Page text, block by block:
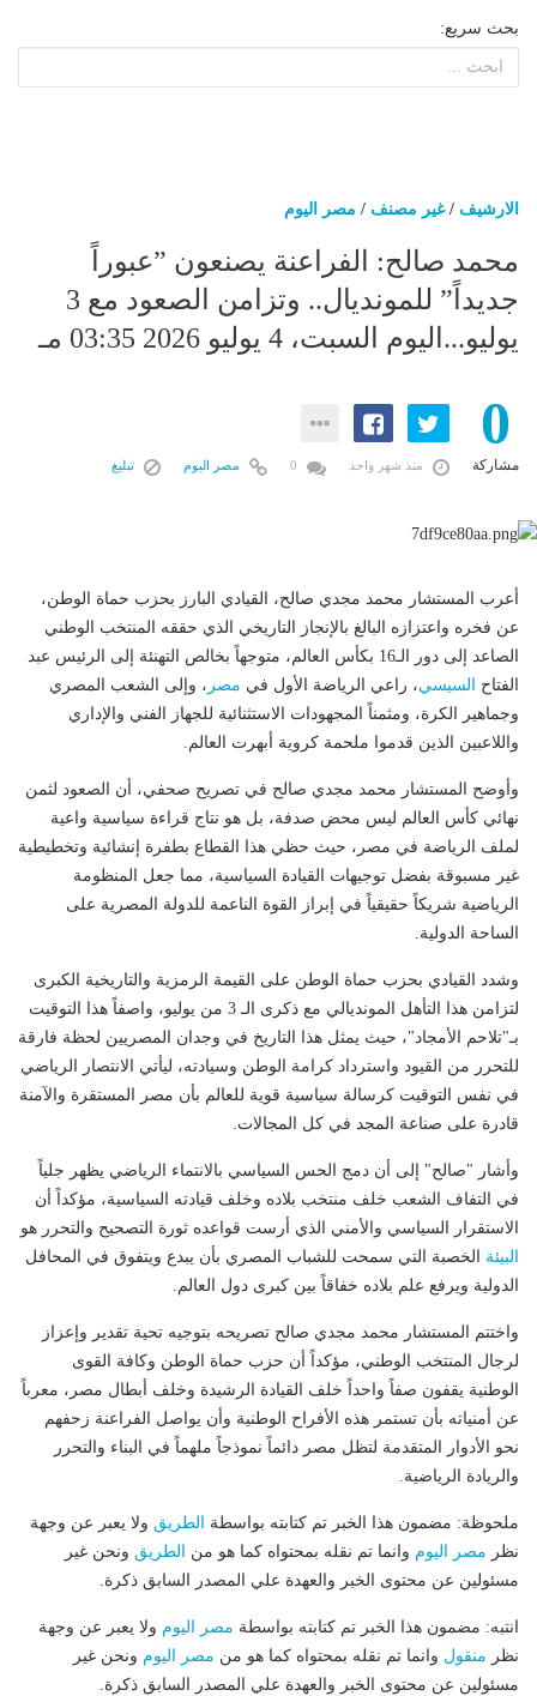
بحث سريع:
الارشيف /غير مصنف / مصر اليوم
محمد صالح: الفراعنة يصنعون ”عبوراً
جديداً” للمونديال.. وتزامن الصعود مع 3
يوليو...اليوم السبت، 4 يوليو 2026 03:35 مـ
0
مشاركة منذ شهر واحد مصر اليوم تبليغ
أعرب المستشار محمد مجدي صالح، القيادي البارز بحزب حماة الوطن،
عن فخره واعتزازه البالغ بالإنجاز التاريخي الذي حققه المنتخب الوطني
الصاعد إلى دور الـ16 بكأس العالم، متوجهاً بخالص التهنئة إلى الرئيس عبد
الفتاح
السيسي، راعي الرياضة الأول في مصر ، وإلى الشعب المصري
وجماهير الكرة، ومثمناً المجهودات الاستثنائية للجهاز الفني والإداري
واللاعبين الذين قدموا ملحمة كروية أبهرت العالم.
وأوضح المستشار محمد مجدي صالح في تصريح صحفي، أن الصعود لثمن
نهائي كأس العالم ليس محض صدفة، بل هو نتاج قراءة سياسية واعية
لملف الرياضة في مصر، حيث حظي هذا القطاع بطفرة إنشائية وتخطيطية
غير مسبوقة بفضل توجيهات القيادة السياسية، مما جعل المنظومة
الرياضية شريكاً حقيقياً في إبراز القوة الناعمة للدولة المصرية على
الساحة الدولية.
وشدد القيادي بحزب حماة الوطن على القيمة الرمزية والتاريخية الكبرى
لتزامن هذا التأهل المونديالي مع ذكرى الـ 3 من يوليو، واصفاً هذا التوقيت
بـ"تلاحم الأمجاد"، حيث يمثل هذا التاريخ في وجدان المصريين لحظة فارقة
للتحرر من القيود واسترداد كرامة الوطن وسيادته، ليأتي الانتصار الرياضي
في نفس التوقيت كرسالة سياسية قوية للعالم بأن مصر المستقرة والآمنة
قادرة على صناعة المجد في كل المجالات.
وأشار "صالح" إلى أن دمج الحس السياسي بالانتماء الرياضي يظهر جلياً
في التفاف الشعب خلف منتخب بلاده وخلف قيادته السياسية، مؤكداً أن
الاستقرار السياسي والأمني الذي أرست قواعده ثورة التصحيح والتحرر هو
البيئة الخصبة التي سمحت للشباب المصري بأن يبدع ويتفوق في المحافل
الدولية ويرفع علم بلاده خفاقاً بين كبرى دول العالم.
واختتم المستشار محمد مجدي صالح تصريحه بتوجيه تحية تقدير وإعزاز
لرجال المنتخب الوطني، مؤكداً أن حزب حماة الوطن وكافة القوى
الوطنية يقفون صفاً واحداً خلف القيادة الرشيدة وخلف أبطال مصر، معرباً
عن أمنياته بأن تستمر هذه الأفراح الوطنية وأن يواصل الفراعنة زحفهم
نحو الأدوار المتقدمة لتظل مصر دائماً نموذجاً ملهماً في البناء والتحرر
والريادة الرياضية.
ملحوظة: مضمون هذا الخبر تم كتابته بواسطة الطريق ولا يعبر عن وجهة
نظر مصر اليوم وانما تم نقله بمحتواه كما هو من الطريق ونحن غير
مسئولين عن محتوى الخبر والعهدة علي المصدر السابق ذكرة.
انتبه: مضمون هذا الخبر تم كتابته بواسطة مصر اليوم ولا يعبر عن وجهة
نظر منقول وانما تم نقله بمحتواه كما هو من مصر اليوم ونحن غير
مسئولين عن محتوى الخبر والعهدة علي المصدر السابق ذكرة.